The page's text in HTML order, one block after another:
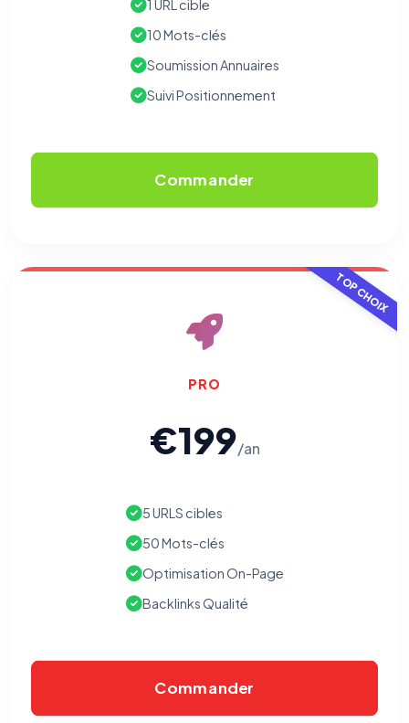
1 URL cible
10 Mots-clés
Soumission Annuaires
Suivi Positionnement
Commander
TOP CHOIX
PRO
€199/an
5 URLS cibles
50 Mots-clés
Optimisation On-Page
Backlinks Qualité
Commander